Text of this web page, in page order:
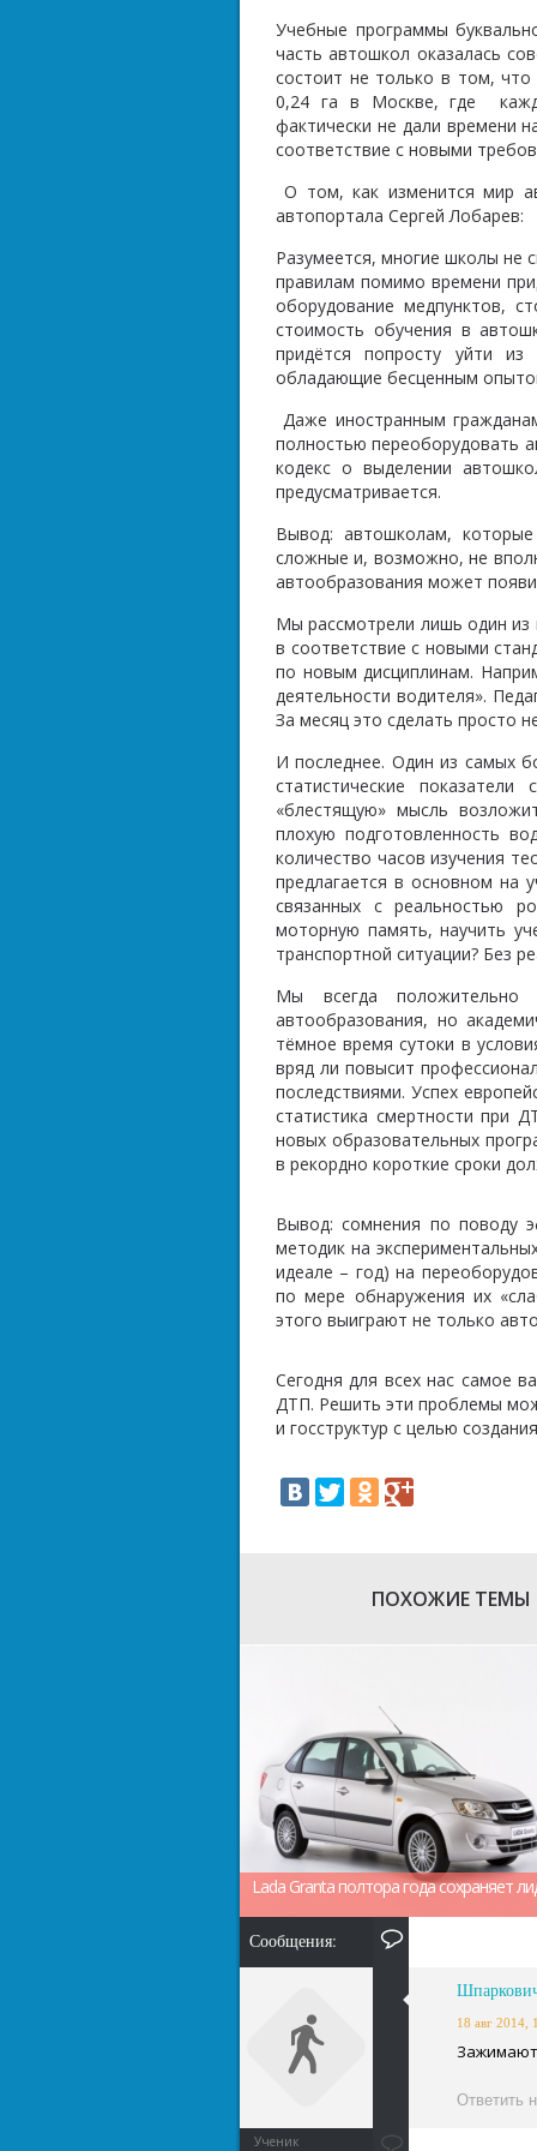
Учебные программы
часть автошкол оказалась
состоит не только в том,
0,24 га в Москве, где
фактически не дали времени
соответствие с новыми
О том, как изменится мир
автопортала Сергей Лобарев:
Разумеется, многие школы не
правилам помимо времени
оборудование медпунктов,
стоимость обучения в
придётся попросту уйти
обладающие бесценным
Даже иностранным
полностью переоборудовать
кодекс о выделении
предусматривается.
Вывод: автошколам,
сложные и, возможно, не
автообразования может
Мы рассмотрели лишь один из
в соответствие с новыми
по новым дисциплинам.
деятельности водителя».
За месяц это сделать просто
И последнее. Один из самых
статистические
«блестящую» мысль
плохую подготовленность
количество часов изучения
предлагается в основном на
связанных с реальностью
моторную память, научить
транспортной ситуации? Без
Мы всегда положительно
автообразования, но
тёмное время сутоки в
вряд ли повысит
последствиями. Успех
статистика смертности при
новых образовательных
в рекордно короткие сроки
Вывод: сомнения по поводу
методик на
идеале – год) на
по мере обнаружения их
этого выиграют не только
Сегодня для всех нас самое
ДТП. Решить эти проблемы
и госструктур с целью
ПОХОЖИЕ ТЕМЫ
Lada Granta полтора года сохраняет
Сообщения:
Ученик
18 авг 2014,
Ответить